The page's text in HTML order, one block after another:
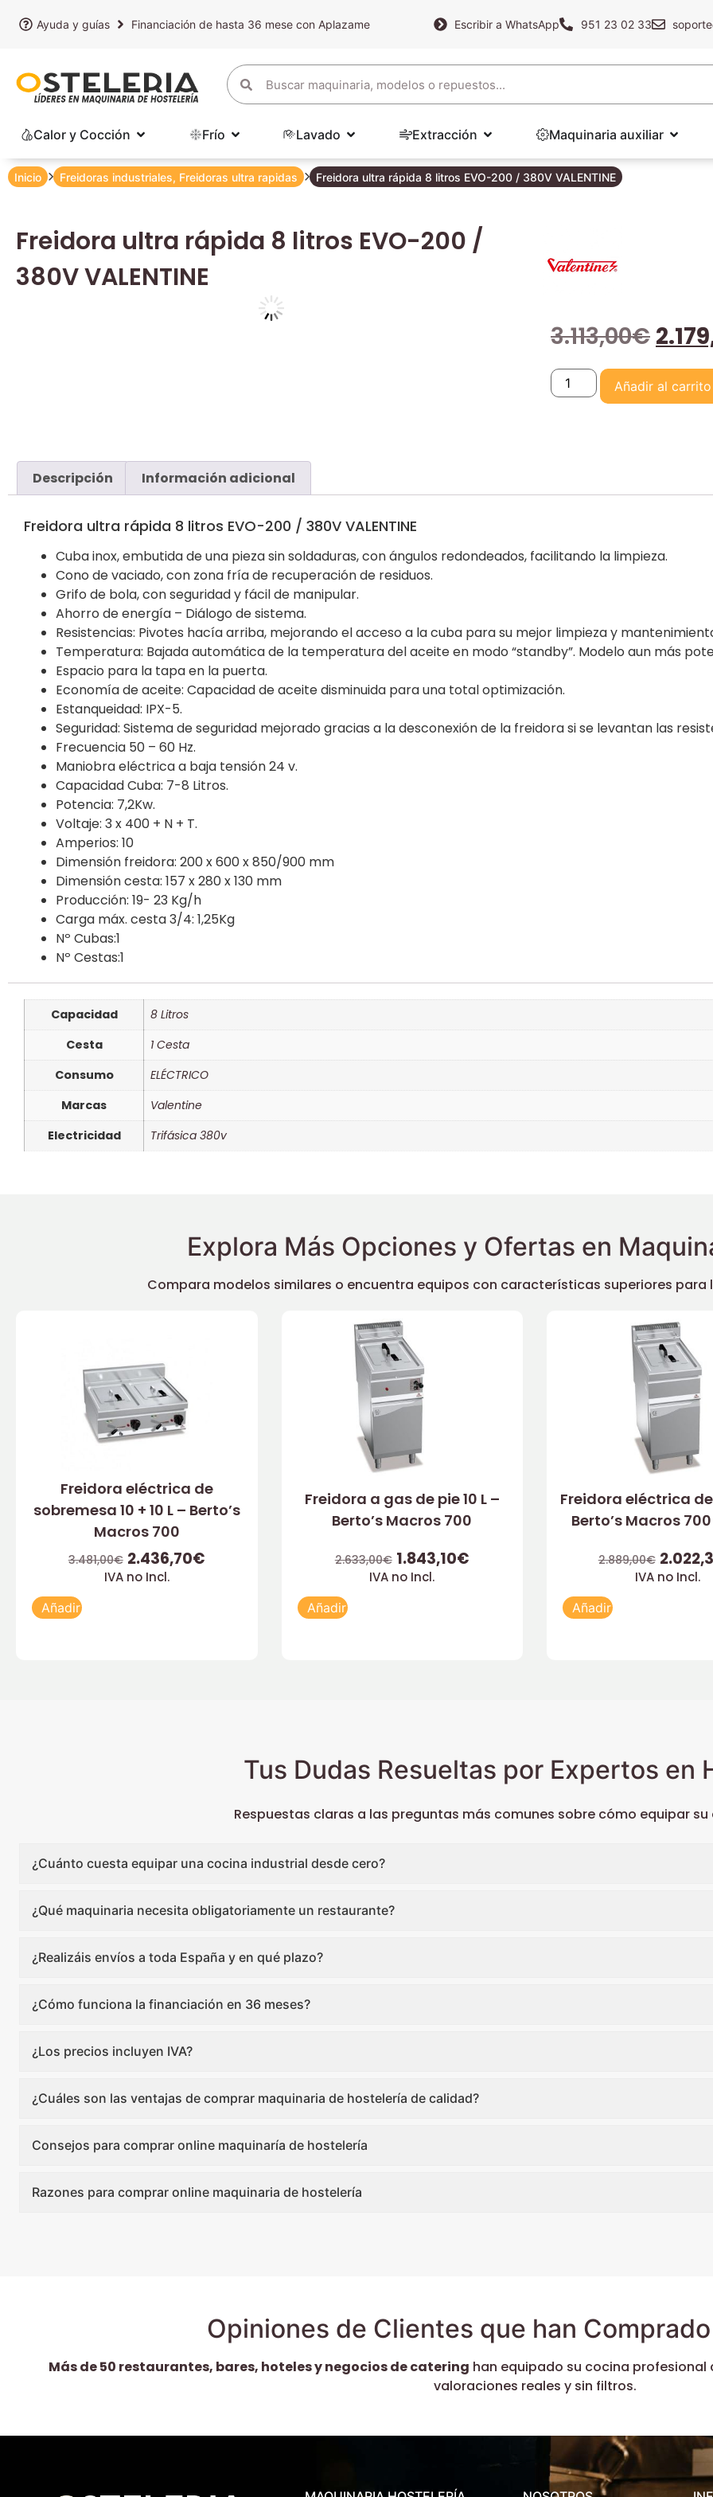
Ayuda y guías Financiación de hasta 36 mese con Aplazame Escribir a WhatsApp 951 23 02 33
Calor y Cocción Frío Lavado Extracción Maquinaria auxiliar
Inicio Freidoras industriales, Freidoras ultra rapidas Freidora ultra rápida 8 litros EVO-200 / 380V VALENTINE
Freidora ultra rápida 8 litros EVO-200 /
380V VALENTINE
3.113,00€
Añadir al carrito
Descripción Información adicional
Freidora ultra rápida 8 litros EVO-200 / 380V VALENTINE
Cuba inox, embutida de una pieza sin soldaduras, con ángulos redondeados, facilitando la limpieza.
Cono de vaciado, con zona fría de recuperación de residuos.
Grifo de bola, con seguridad y fácil de manipular.
Ahorro de energía – Diálogo de sistema.
Resistencias: Pivotes hacía arriba, mejorando el acceso a la cuba para su mejor limpieza y
Temperatura: Bajada automática de la temperatura del aceite en modo “standby”. Modelo aun más
Espacio para la tapa en la puerta.
Economía de aceite: Capacidad de aceite disminuida para una total optimización.
Estanqueidad: IPX-5.
Seguridad: Sistema de seguridad mejorado gracias a la desconexión de la freidora si se levantan las
Frecuencia 50 – 60 Hz.
Maniobra eléctrica a baja tensión 24 v.
Capacidad Cuba: 7-8 Litros.
Potencia: 7,2Kw.
Voltaje: 3 x 400 + N + T.
Amperios: 10
Dimensión freidora: 200 x 600 x 850/900 mm
Dimensión cesta: 157 x 280 x 130 mm
Producción: 19- 23 Kg/h
Carga máx. cesta 3/4: 1,25Kg
Nº Cubas:1
Nº Cestas:1
Capacidad
8 Litros
Cesta
1 Cesta
Consumo
ELÉCTRICO
Marcas
Valentine
Electricidad
Trifásica 380v
Explora Más Opciones y Ofertas en
Compara modelos similares o encuentra equipos con características superiores para
Freidora eléctrica de
sobremesa 10 + 10 L – Berto’s
Macros 700
3.481,00€ 2.436,70€
IVA no Incl.
Añadir
Freidora a gas de pie 10 L –
Berto’s Macros 700
2.633,00€ 1.843,10€
IVA no Incl.
Añadir
Freidora eléctrica de
Berto’s Macros
2.889,00€
IVA no Incl.
Añadir
Tus Dudas Resueltas por Expertos en
Respuestas claras a las preguntas más comunes sobre cómo equipar
¿Cuánto cuesta equipar una cocina industrial desde cero?
¿Qué maquinaria necesita obligatoriamente un restaurante?
¿Realizáis envíos a toda España y en qué plazo?
¿Cómo funciona la financiación en 36 meses?
¿Los precios incluyen IVA?
¿Cuáles son las ventajas de comprar maquinaria de hostelería de calidad?
Consejos para comprar online maquinaría de hostelería
Razones para comprar online maquinaria de hostelería
Opiniones de Clientes que han
Más de 50 restaurantes, bares, hoteles y negocios de catering han equipado su cocina profesional
valoraciones reales y sin filtros.